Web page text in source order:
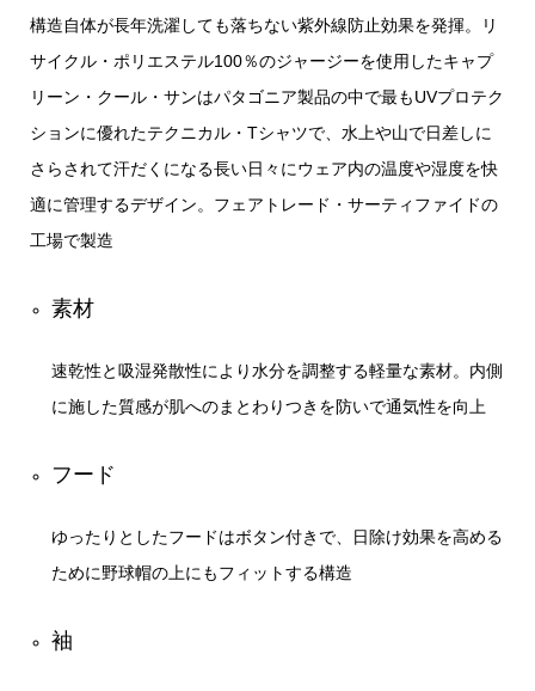
構造自体が長年洗濯しても落ちない紫外線防止効果を発揮。リ
サイクル・ポリエステル100％のジャージーを使用したキャプ
リーン・クール・サンはパタゴニア製品の中で最もUVプロテク
ションに優れたテクニカル・Tシャツで、水上や山で日差しに
さらされて汗だくになる長い日々にウェア内の温度や湿度を快
適に管理するデザイン。フェアトレード・サーティファイドの
工場で製造
素材
速乾性と吸湿発散性により水分を調整する軽量な素材。内側
に施した質感が肌へのまとわりつきを防いで通気性を向上
フード
ゆったりとしたフードはボタン付きで、日除け効果を高める
ために野球帽の上にもフィットする構造
袖